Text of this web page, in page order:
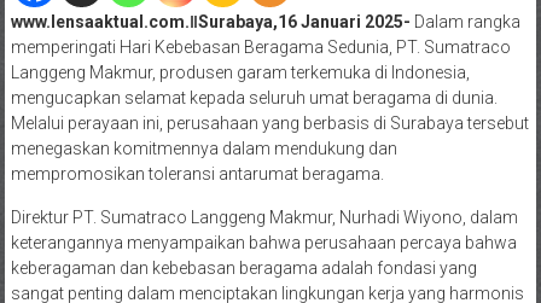
www.lensaaktual.com.ǁSurabaya,16 Januari 2025- Dalam rangka
memperingati Hari Kebebasan Beragama Sedunia, PT. Sumatraco
Langgeng Makmur, produsen garam terkemuka di Indonesia,
mengucapkan selamat kepada seluruh umat beragama di dunia.
Melalui perayaan ini, perusahaan yang berbasis di Surabaya tersebut
menegaskan komitmennya dalam mendukung dan
mempromosikan toleransi antarumat beragama.
Direktur PT. Sumatraco Langgeng Makmur, Nurhadi Wiyono, dalam
keterangannya menyampaikan bahwa perusahaan percaya bahwa
keberagaman dan kebebasan beragama adalah fondasi yang
sangat penting dalam menciptakan lingkungan kerja yang harmonis